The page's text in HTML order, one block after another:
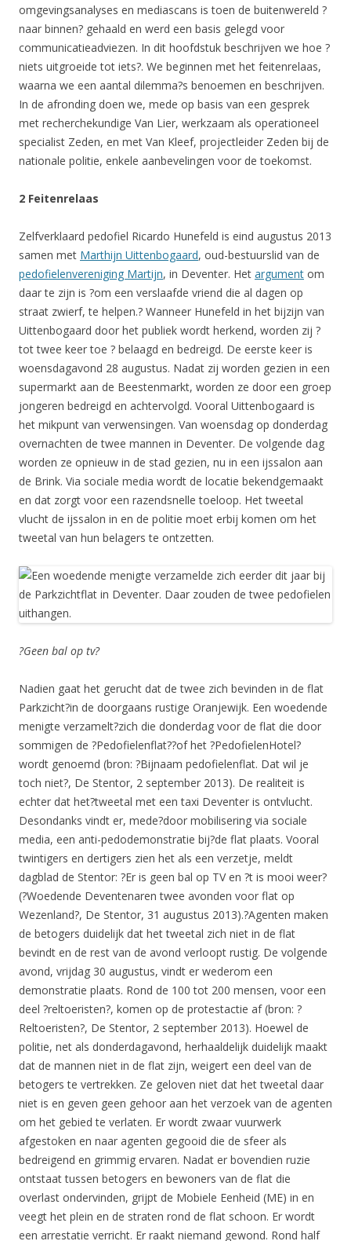
omgevingsanalyses en mediascans is toen de buitenwereld ?
naar binnen? gehaald en werd een basis gelegd voor
communicatieadviezen. In dit hoofdstuk beschrijven we hoe ?
niets uitgroeide tot iets?. We beginnen met het feitenrelaas,
waarna we een aantal dilemma?s benoemen en beschrijven.
In de afronding doen we, mede op basis van een gesprek
met recherchekundige Van Lier, werkzaam als operationeel
specialist Zeden, en met Van Kleef, projectleider Zeden bij de
nationale politie, enkele aanbevelingen voor de toekomst.
2 Feitenrelaas
Zelfverklaard pedofiel Ricardo Hunefeld is eind augustus 2013
samen met Marthijn Uittenbogaard, oud-bestuurslid van de
pedofielenvereniging Martijn, in Deventer. Het argument om
daar te zijn is ?om een verslaafde vriend die al dagen op
straat zwierf, te helpen.? Wanneer Hunefeld in het bijzijn van
Uittenbogaard door het publiek wordt herkend, worden zij ?
tot twee keer toe ? belaagd en bedreigd. De eerste keer is
woensdagavond 28 augustus. Nadat zij worden gezien in een
supermarkt aan de Beestenmarkt, worden ze door een groep
jongeren bedreigd en achtervolgd. Vooral Uittenbogaard is
het mikpunt van verwensingen. Van woensdag op donderdag
overnachten de twee mannen in Deventer. De volgende dag
worden ze opnieuw in de stad gezien, nu in een ijssalon aan
de Brink. Via sociale media wordt de locatie bekendgemaakt
en dat zorgt voor een razendsnelle toeloop. Het tweetal
vlucht de ijssalon in en de politie moet erbij komen om het
tweetal van hun belagers te ontzetten.
?Geen bal op tv?
Nadien gaat het gerucht dat de twee zich bevinden in de flat
Parkzicht?in de doorgaans rustige Oranjewijk. Een woedende
menigte verzamelt?zich die donderdag voor de flat die door
sommigen de ?Pedofielenflat??of het ?PedofielenHotel?
wordt genoemd (bron: ?Bijnaam pedofielenflat. Dat wil je
toch niet?, De Stentor, 2 september 2013). De realiteit is
echter dat het?tweetal met een taxi Deventer is ontvlucht.
Desondanks vindt er, mede?door mobilisering via sociale
media, een anti-pedodemonstratie bij?de flat plaats. Vooral
twintigers en dertigers zien het als een verzetje, meldt
dagblad de Stentor: ?Er is geen bal op TV en ?t is mooi weer?
(?Woedende Deventenaren twee avonden voor flat op
Wezenland?, De Stentor, 31 augustus 2013).?Agenten maken
de betogers duidelijk dat het tweetal zich niet in de flat
bevindt en de rest van de avond verloopt rustig. De volgende
avond, vrijdag 30 augustus, vindt er wederom een
demonstratie plaats. Rond de 100 tot 200 mensen, voor een
deel ?reltoeristen?, komen op de protestactie af (bron: ?
Reltoeristen?, De Stentor, 2 september 2013). Hoewel de
politie, net als donderdagavond, herhaaldelijk duidelijk maakt
dat de mannen niet in de flat zijn, weigert een deel van de
betogers te vertrekken. Ze geloven niet dat het tweetal daar
niet is en geven geen gehoor aan het verzoek van de agenten
om het gebied te verlaten. Er wordt zwaar vuurwerk
afgestoken en naar agenten gegooid die de sfeer als
bedreigend en grimmig ervaren. Nadat er bovendien ruzie
ontstaat tussen betogers en bewoners van de flat die
overlast ondervinden, grijpt de Mobiele Eenheid (ME) in en
veegt het plein en de straten rond de flat schoon. Er wordt
een arrestatie verricht. Er raakt niemand gewond. Rond half